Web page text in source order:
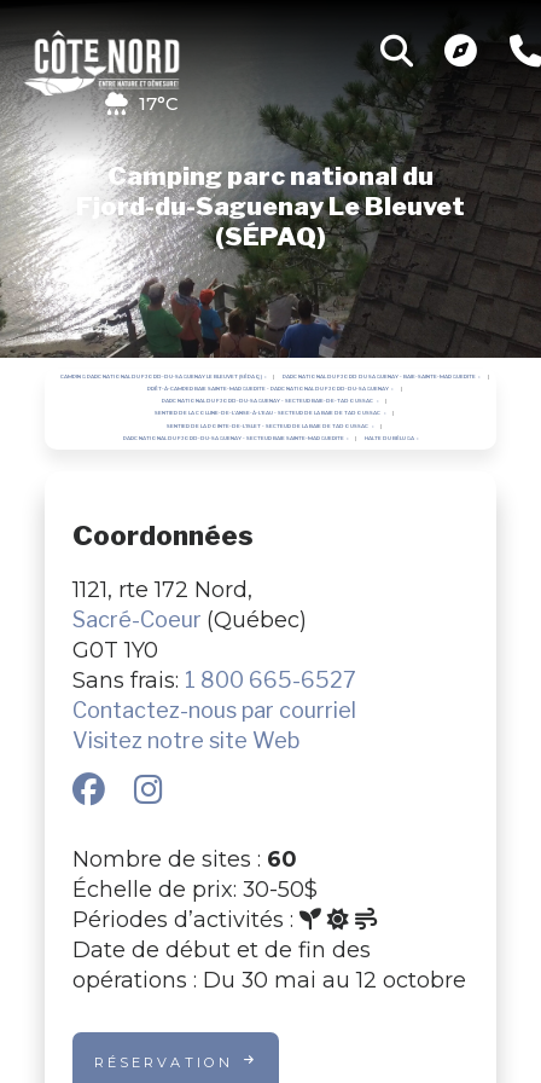
17°C
Camping parc national du
Fjord-du-Saguenay Le Bleuvet
(SÉPAQ)
CAMPING PARC NATIONAL DU FJORD-DU-SAGUENAY LE BLEUVET (SÉPAQ) PARC NATIONAL DU FJORD DU SAGUENAY - BAIE-SAINTE-MARGUERITE
PRÊT-À-CAMPER BAIE SAINTE-MARGUERITE - PARC NATIONAL DU FJORD-DU-SAGUENAY
PARC NATIONAL DU FJORD-DU-SAGUENAY - SECTEUR BAIE-DE-TADOUSSAC
SENTIER DE LA COLLINE-DE-L'ANSE-À-L'EAU - SECTEUR DE LA BAIE DE TADOUSSAC
SENTIER DE LA POINTE-DE-L'ISLET - SECTEUR DE LA BAIE DE TADOUSSAC
PARC NATIONAL DU FJORD-DU-SAGUENAY - SECTEUR BAIE SAINTE-MARGUERITE HALTE DU BÉLUGA
Coordonnées
1121, rte 172 Nord,
Sacré-Coeur (Québec)
G0T 1Y0
Sans frais: 1 800 665-6527
Contactez-nous par courriel
Visitez notre site Web
Nombre de sites : 60
Échelle de prix: 30-50$
Périodes d’activités :
Date de début et de fin des
opérations : Du 30 mai au 12 octobre
RÉSERVATION